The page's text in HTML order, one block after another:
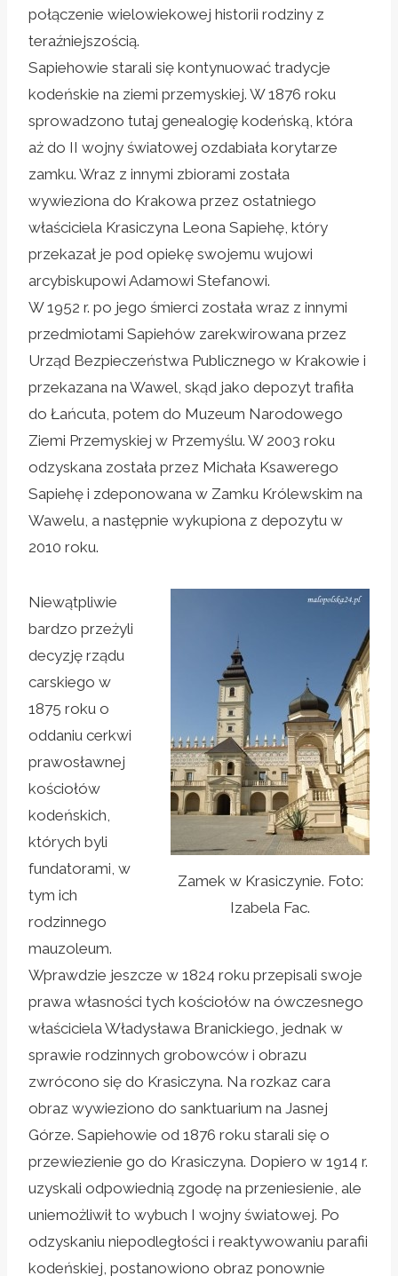
połączenie wielowiekowej historii rodziny z
teraźniejszością.
Sapiehowie starali się kontynuować tradycje
kodeńskie na ziemi przemyskiej. W 1876 roku
sprowadzono tutaj genealogię kodeńską, która
aż do II wojny światowej ozdabiała korytarze
zamku. Wraz z innymi zbiorami została
wywieziona do Krakowa przez ostatniego
właściciela Krasiczyna Leona Sapiehę, który
przekazał je pod opiekę swojemu wujowi
arcybiskupowi Adamowi Stefanowi.
W 1952 r. po jego śmierci została wraz z innymi
przedmiotami Sapiehów zarekwirowana przez
Urząd Bezpieczeństwa Publicznego w Krakowie i
przekazana na Wawel, skąd jako depozyt trafiła
do Łańcuta, potem do Muzeum Narodowego
Ziemi Przemyskiej w Przemyślu. W 2003 roku
odzyskana została przez Michała Ksawerego
Sapiehę i zdeponowana w Zamku Królewskim na
Wawelu, a następnie wykupiona z depozytu w
2010 roku.
Zamek w Krasiczynie. Foto:
Izabela Fac.
Niewątpliwie
bardzo przeżyli
decyzję rządu
carskiego w
1875 roku o
oddaniu cerkwi
prawosławnej
kościołów
kodeńskich,
których byli
fundatorami, w
tym ich
rodzinnego
mauzoleum.
Wprawdzie jeszcze w 1824 roku przepisali swoje
prawa własności tych kościołów na ówczesnego
właściciela Władysława Branickiego, jednak w
sprawie rodzinnych grobowców i obrazu
zwrócono się do Krasiczyna. Na rozkaz cara
obraz wywieziono do sanktuarium na Jasnej
Górze. Sapiehowie od 1876 roku starali się o
przewiezienie go do Krasiczyna. Dopiero w 1914 r.
uzyskali odpowiednią zgodę na przeniesienie, ale
uniemożliwił to wybuch I wojny światowej. Po
odzyskaniu niepodległości i reaktywowaniu parafii
kodeńskiej, postanowiono obraz ponownie